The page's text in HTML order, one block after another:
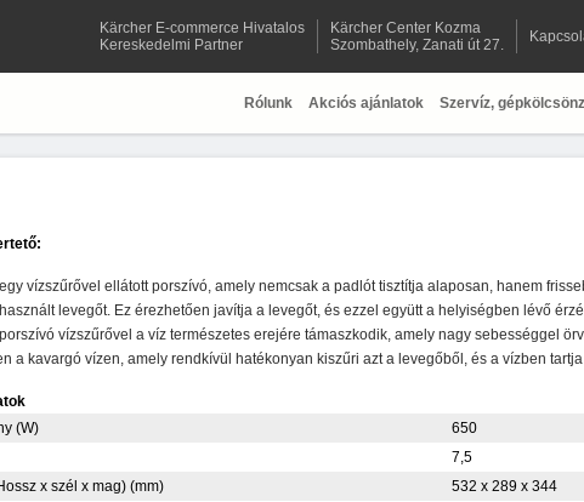
Kärcher E-commerce Hivatalos
Kereskedelmi Partner
Kärcher Center Kozma
Szombathely, Zanati út 27.
Rólunk Akciós ajánlatok Szervíz,
vízszűrővel ellátott porszívó, amely nemcsak a padlót tisztítja alaposan, hanem
levegőt. Ez érezhetően javítja a levegőt, és ezzel együtt a helyiségben lévő
vízszűrővel a víz természetes erejére támaszkodik, amely nagy sebességgel
a kavargó vízen, amely rendkívül hatékonyan kiszűri azt a levegőből, és a vízben
(W)
650
7,5
x szél x mag) (mm)
532 x 289 x 344